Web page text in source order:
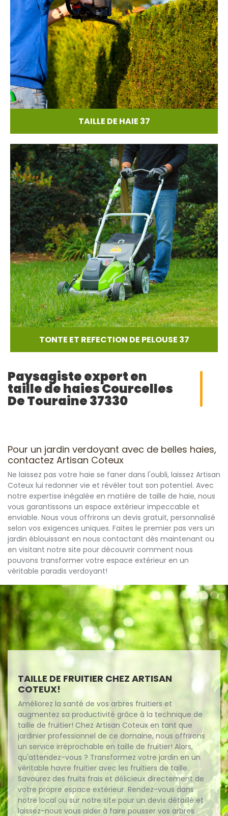
TAILLE DE HAIE 37
TONTE ET REFECTION DE PELOUSE 37
Paysagiste expert en
taille de haies Courcelles
De Touraine 37330
Pour un jardin verdoyant avec de belles haies,
contactez Artisan Coteux
Ne laissez pas votre haie se faner dans l'oubli, laissez Artisan
Coteux lui redonner vie et révéler tout son potentiel. Avec
notre expertise inégalée en matière de taille de haie, nous
vous garantissons un espace extérieur impeccable et
enviable. Nous vous offrirons un devis gratuit, personnalisé
selon vos exigences uniques. Faites le premier pas vers un
jardin éblouissant en nous contactant dès maintenant ou
en visitant notre site pour découvrir comment nous
pouvons transformer votre espace extérieur en un
véritable paradis verdoyant!
TAILLE DE FRUITIER CHEZ ARTISAN
COTEUX!
Améliorez la santé de vos arbres fruitiers et
augmentez sa productivité grâce à la technique de
taille de fruitier! Chez Artisan Coteux en tant que
jardinier professionnel de ce domaine, nous offrirons
un service irréprochable en taille de fruitier! Alors,
qu'attendez-vous ? Transformez votre jardin en un
véritable havre fruitier avec les fruitiers de taille.
Savourez des fruits frais et délicieux directement de
votre propre espace extérieur. Rendez-vous dans
notre local ou sur notre site pour un devis détaillé et
laissez-nous vous aider à faire pousser vos arbres